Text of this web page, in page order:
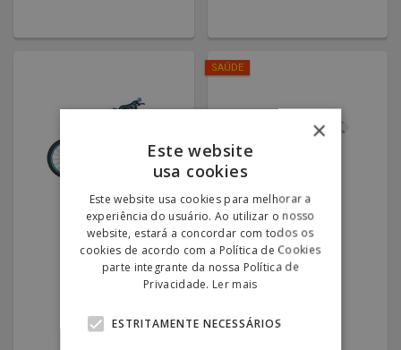
Bicicleta de
Criança
STAR - Unisexo
149.00€
SAÚDE
Medidor de
Tensão
29.90€
10 x 2,99€
×
Este website
usa cookies
Este website usa cookies para melhorar a
experiência do usuário. Ao utilizar o nosso
website, estará a concordar com todos os
cookies de acordo com a Política de Cookies
parte integrante da nossa Política de
Privacidade. Ler mais
ESTRITAMENTE NECESSÁRIOS